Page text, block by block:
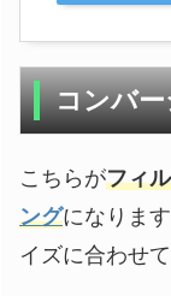
コンバ
こちらがフィ
ングになりま
イズに合わせ